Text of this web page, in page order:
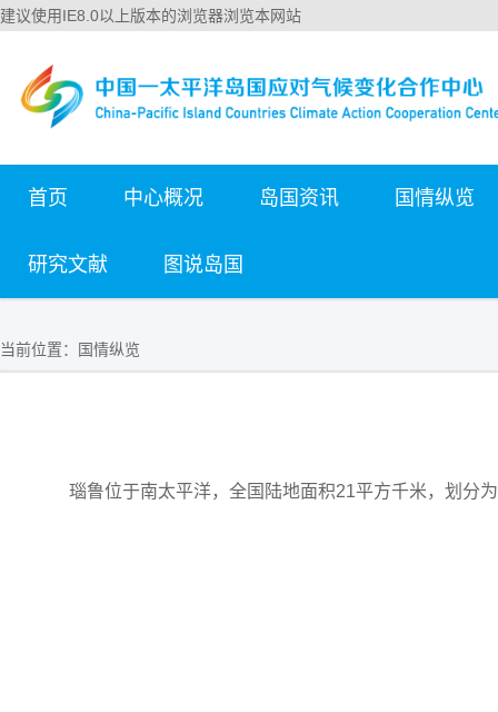
建议使用IE8.0以上版本的浏览器浏览本网站
首页 中心概况 岛国资讯 国情纵览
研究文献 图说岛国
当前位置： 国情纵览
瑙鲁位于南太平洋，全国陆地面积21平方千米，划分